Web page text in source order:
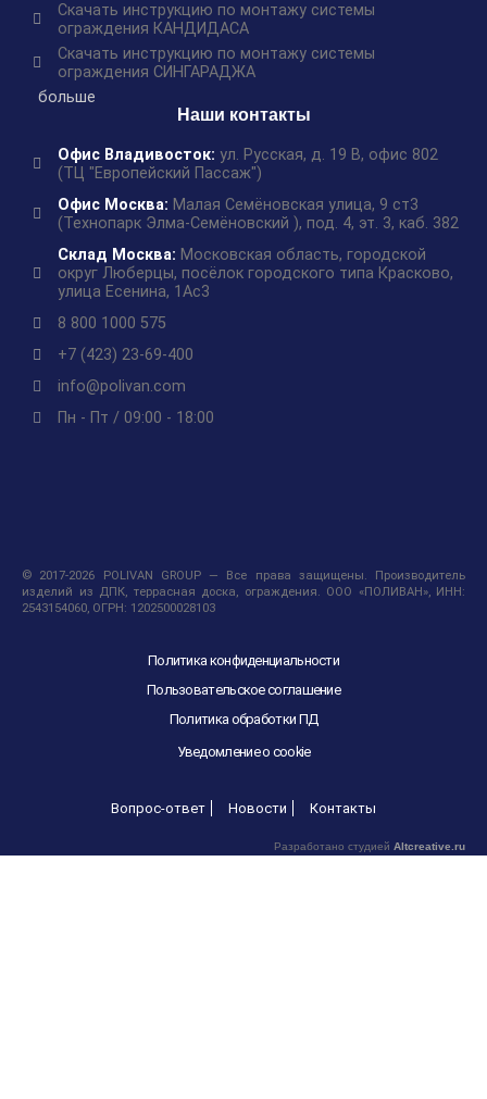
Наши контакты
Офис Владивосток: ул. Русская, д. 19 В, офис 802
(ТЦ "Европейский Пассаж")
Офис Москва: Малая Семёновская улица, 9 ст3
(Технопарк Элма-Семёновский ), под. 4, эт. 3, каб. 382
Склад Москва: Московская область, городской
округ Люберцы, посёлок городского типа Красково,
улица Есенина, 1Ас3
8 800 1000 575
+7 (423) 23-69-400
info@polivan.com
Пн - Пт / 09:00 - 18:00
Скачать инструкцию по монтажу системы
ограждения КАНДИДАСА
Скачать инструкцию по монтажу системы
ограждения СИНГАРАДЖА
больше
© 2017-2026 POLIVAN GROUP — Все права защищены. Производитель
изделий из ДПК, террасная доска, ограждения. ООО «ПОЛИВАН», ИНН:
2543154060, ОГРН: 1202500028103
Политика конфиденциальности
Пользовательское соглашение
Политика обработки ПД
Уведомление о cookie
Вопрос-ответ Новости Контакты
Разработано студией Altcreative.ru